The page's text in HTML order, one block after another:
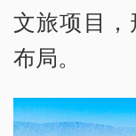
文旅项目
布局。